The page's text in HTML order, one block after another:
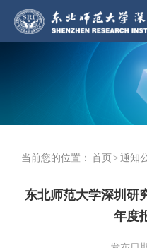
当前您的位置： 首页> 通知
东北师范大学深圳研
年度